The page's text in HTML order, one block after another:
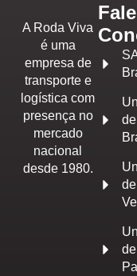
A Roda Viva
é uma
empresa de
transporte e
logística com
presença no
mercado
nacional
desde 1980.
Fale